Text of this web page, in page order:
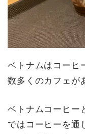
ベトナムはコーヒ
数多くのカフェが
ベトナムコーヒー
ではコーヒーを通